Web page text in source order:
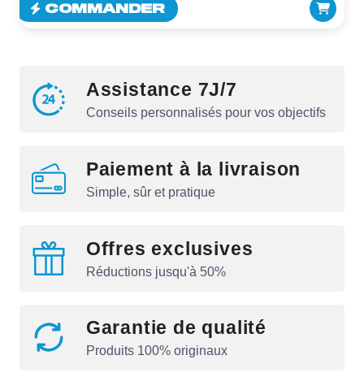
COMMANDER
Assistance 7J/7
Conseils personnalisés pour vos objectifs
Paiement à la livraison
Simple, sûr et pratique
Offres exclusives
Réductions jusqu'à 50%
Garantie de qualité
Produits 100% originaux